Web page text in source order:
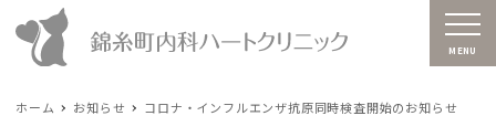
MENU
ホーム お知らせ コロナ・インフルエンザ抗原同時検査開始のお知らせ